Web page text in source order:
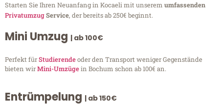
Starten Sie Ihren Neuanfang in Kocaeli mit unserem umfassenden
PrivatumzugService, der bereits ab 250€ beginnt.
Mini Umzug | ab 100€
Perfekt fürStudierendeoder den Transport weniger Gegenstände
bieten wirMini-Umzügein Bochum schon ab 100€ an.
Entrümpelung | ab 150€